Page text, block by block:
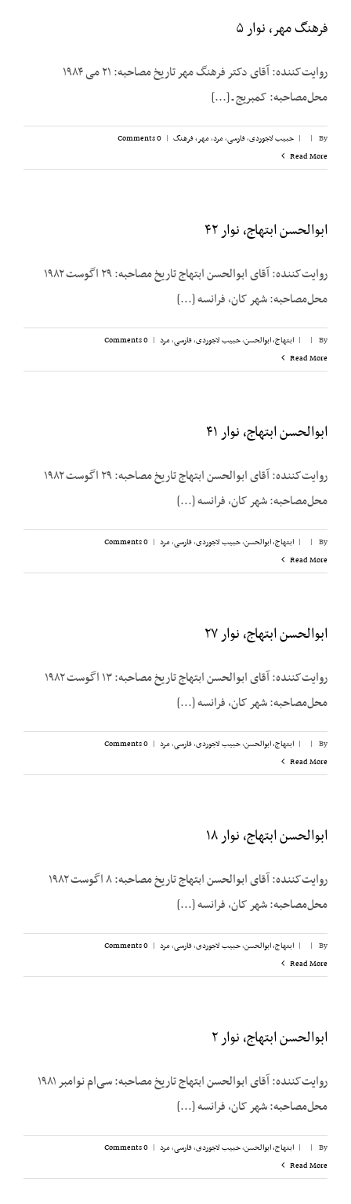
فرهنگ مهر، نوار ۵
روایت‌کننده: آقای دکتر فرهنگ مهر تاریخ مصاحبه: ۲۱ می ۱۹۸۴
محل‌مصاحبه: کمبریج ـ [...]
By
|
| حبیب لاجوردی,فارسی,مرد,مهر، فرهنگ |
0 Comments
Read More
ابوالحسن ابتهاج، نوار ۴۲
روایت‌کننده: آقای ابوالحسن ابتهاج تاریخ مصاحبه: ۲۹ اگوست ۱۹۸۲
محل‌مصاحبه: شهر کان، فرانسه [...]
By
|
| ابتهاج، ابوالحسن,حبیب لاجوردی,فارسی,مرد |
0 Comments
Read More
ابوالحسن ابتهاج، نوار ۴۱
روایت‌کننده: آقای ابوالحسن ابتهاج تاریخ مصاحبه: ۲۹ اگوست ۱۹۸۲
محل‌مصاحبه: شهر کان، فرانسه [...]
By
|
| ابتهاج، ابوالحسن,حبیب لاجوردی,فارسی,مرد |
0 Comments
Read More
ابوالحسن ابتهاج، نوار ۲۷
روایت‌کننده: آقای ابوالحسن ابتهاج تاریخ مصاحبه: ۱۳ اگوست ۱۹۸۲
محل‌مصاحبه: شهر کان، فرانسه [...]
By
|
| ابتهاج، ابوالحسن,حبیب لاجوردی,فارسی,مرد |
0 Comments
Read More
ابوالحسن ابتهاج، نوار ۱۸
روایت‌کننده: آقای ابوالحسن ابتهاج تاریخ مصاحبه: ۸ اگوست ۱۹۸۲
محل‌مصاحبه: شهر کان، فرانسه [...]
By
|
| ابتهاج، ابوالحسن,حبیب لاجوردی,فارسی,مرد |
0 Comments
Read More
ابوالحسن ابتهاج، نوار ۲
روایت‌کننده: آقای ابوالحسن ابتهاج تاریخ مصاحبه: سی‌ام نوامبر ۱۹۸۱
محل‌مصاحبه: شهر کان، فرانسه [...]
By
|
| ابتهاج، ابوالحسن,حبیب لاجوردی,فارسی,مرد |
0 Comments
Read More